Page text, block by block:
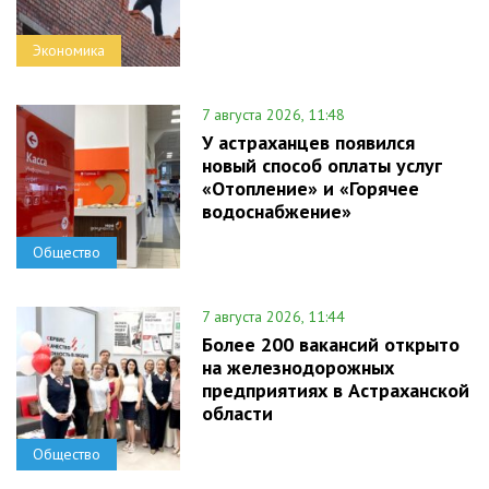
Экономика
Общество
7 августа 2026, 11:48
У астраханцев появился
новый способ оплаты услуг
«Отопление» и «Горячее
водоснабжение»
Общество
7 августа 2026, 11:44
Более 200 вакансий открыто
на железнодорожных
предприятиях в Астраханской
области